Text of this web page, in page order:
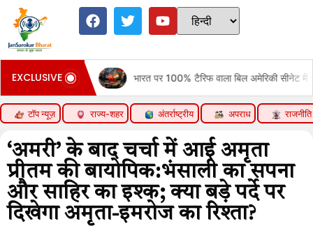
EXCLUSIVE भारत पर 100% टैरिफ वाला बिल अमेरिकी सीनेट में पास:रूसी तेल
टॉप न्यूज़ राज्य-शहर अंतर्राष्ट्रीय अपराध राजनीति
‘अमरी’ के बाद चर्चा में आई अमृता
प्रीतम की बायोपिक:भंसाली का सपना
और साहिर का इश्क; क्या बड़े पर्दे पर
दिखेगा अमृता-इमरोज का रिश्ता?